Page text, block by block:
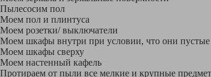
Пылесосим пол
Моем пол и плинтуса
Моем розетки/ выключатели
Моем шкафы внутри при условии, что они пустые
Моем шкафы сверху
Моем настенный кафель
Протираем от пыли все мелкие и крупные